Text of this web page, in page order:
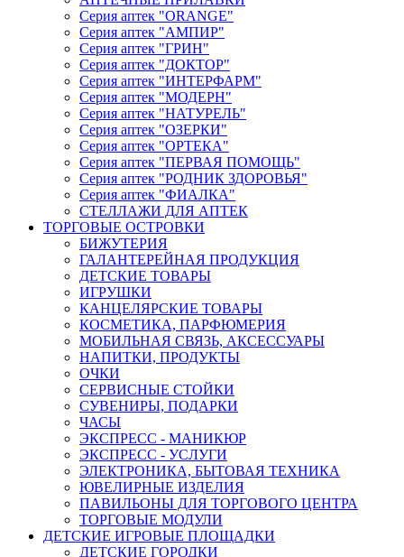
Серия аптек "ORANGE"
Серия аптек "АМПИР"
Серия аптек "ГРИН"
Серия аптек "ДОКТОР"
Серия аптек "ИНТЕРФАРМ"
Серия аптек "МОДЕРН"
Серия аптек "НАТУРЕЛЬ"
Серия аптек "ОЗЕРКИ"
Серия аптек "ОРТЕКА"
Серия аптек "ПЕРВАЯ ПОМОЩЬ"
Серия аптек "РОДНИК ЗДОРОВЬЯ"
Серия аптек "ФИАЛКА"
СТЕЛЛАЖИ ДЛЯ АПТЕК
ТОРГОВЫЕ ОСТРОВКИ
БИЖУТЕРИЯ
ГАЛАНТЕРЕЙНАЯ ПРОДУКЦИЯ
ДЕТСКИЕ ТОВАРЫ
ИГРУШКИ
КАНЦЕЛЯРСКИЕ ТОВАРЫ
КОСМЕТИКА, ПАРФЮМЕРИЯ
МОБИЛЬНАЯ СВЯЗЬ, АКСЕССУАРЫ
НАПИТКИ, ПРОДУКТЫ
ОЧКИ
СЕРВИСНЫЕ СТОЙКИ
СУВЕНИРЫ, ПОДАРКИ
ЧАСЫ
ЭКСПРЕСС - МАНИКЮР
ЭКСПРЕСС - УСЛУГИ
ЭЛЕКТРОНИКА, БЫТОВАЯ ТЕХНИКА
ЮВЕЛИРНЫЕ ИЗДЕЛИЯ
ПАВИЛЬОНЫ ДЛЯ ТОРГОВОГО ЦЕНТРА
ТОРГОВЫЕ МОДУЛИ
ДЕТСКИЕ ИГРОВЫЕ ПЛОЩАДКИ
ДЕТСКИЕ ГОРОДКИ